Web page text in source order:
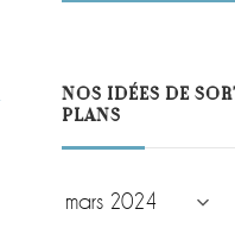
NOS IDÉES DE
PLANS